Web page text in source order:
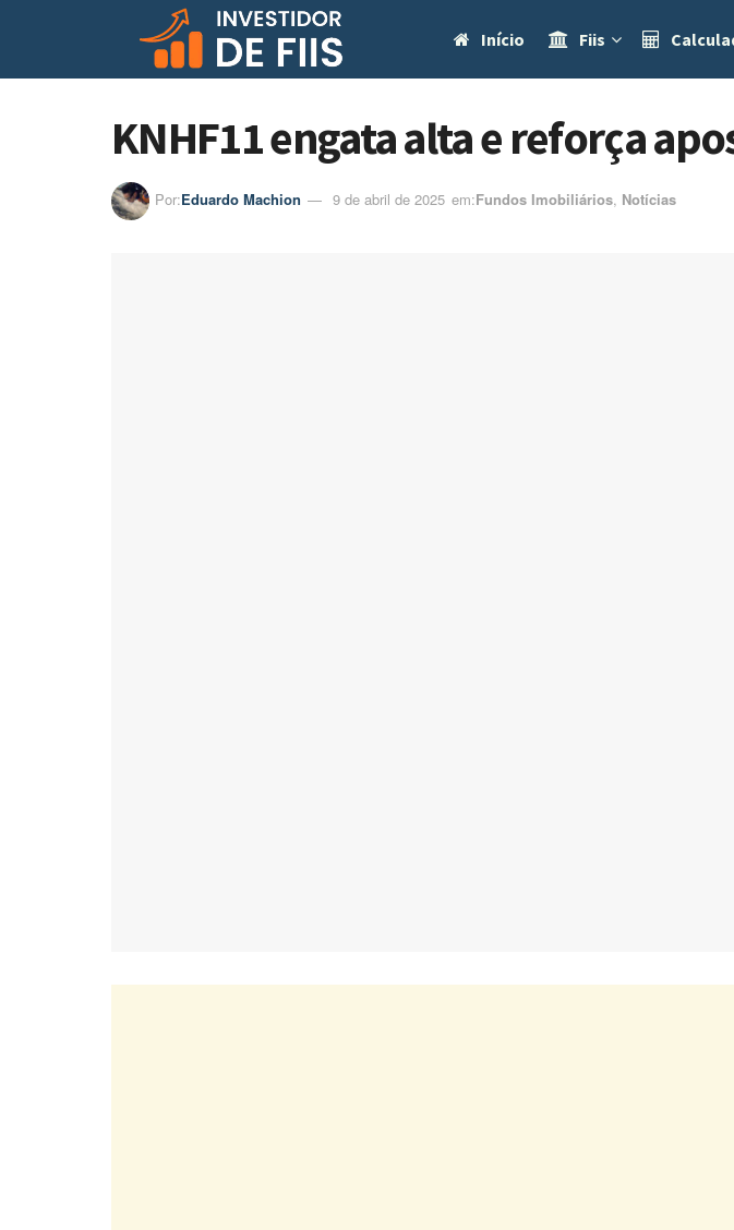
Início Fiis
KNHF11 engata alta e reforça
Por:Eduardo Machion 9 de abril de 2025 em:ㅤFundos Imobiliários, Notícias